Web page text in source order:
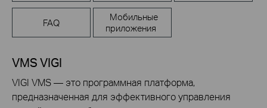
FAQ
Мобильные
приложения
VMS VIGI
VIGI VMS — это программная платформа,
предназначенная для эффективного управления